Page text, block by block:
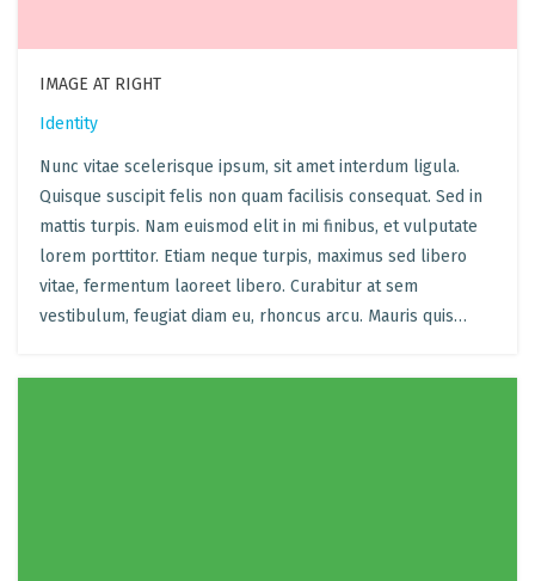
IMAGE AT RIGHT
Identity
Nunc vitae scelerisque ipsum, sit amet interdum ligula.
Quisque suscipit felis non quam facilisis consequat. Sed in
mattis turpis. Nam euismod elit in mi finibus, et vulputate
lorem porttitor. Etiam neque turpis, maximus sed libero
vitae, fermentum laoreet libero. Curabitur at sem
vestibulum, feugiat diam eu, rhoncus arcu. Mauris quis…